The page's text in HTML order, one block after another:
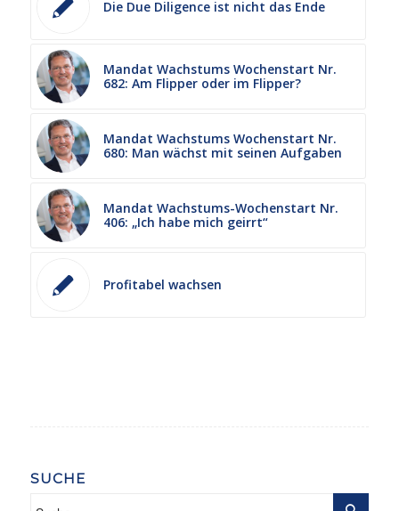
Die Due Diligence ist nicht das Ende
Mandat Wachstums Wochenstart Nr.
682: Am Flipper oder im Flipper?
Mandat Wachstums Wochenstart Nr.
680: Man wächst mit seinen Aufgaben
Mandat Wachstums-Wochenstart Nr.
406: „Ich habe mich geirrt“
Profitabel wachsen
SUCHE